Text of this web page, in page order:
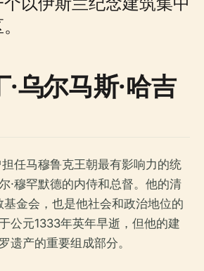
·乌尔马斯·哈吉
任马穆鲁克王朝最有影响力的统
·穆罕默德的内侍和总督。他的清
金会，也是他社会和政治地位的
公元1333年英年早逝，但他的建
遗产的重要组成部分。